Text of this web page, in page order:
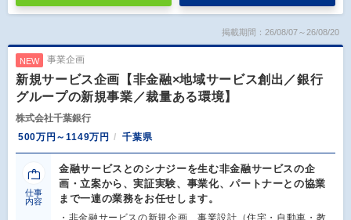
掲載期間：26/08/07～26/08/20
NEW 事業企画
新規サービス企画【非金融×地域サービス創出／銀行
グループの新規事業／裁量ある環境】
株式会社千葉銀行
500万円～1149万円
千葉県
仕事
内容
金融サービスとのシナジーを生む非金融サービスの企
画・立案から、実証実験、事業化、パートナーとの協業
まで一連の業務をお任せします。
・非金融サービスの新規企画、事業設計（住宅・自動車・教